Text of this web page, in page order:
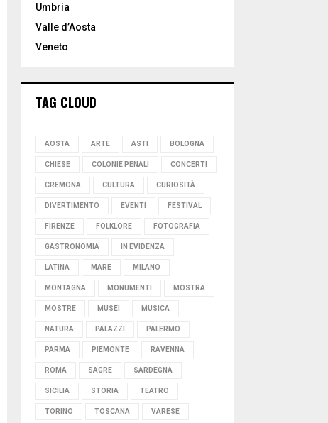
Umbria
Valle d’Aosta
Veneto
TAG CLOUD
AOSTA ARTE ASTI BOLOGNA
CHIESE COLONIE PENALI CONCERTI
CREMONA CULTURA CURIOSITÀ
DIVERTIMENTO EVENTI FESTIVAL
FIRENZE FOLKLORE FOTOGRAFIA
GASTRONOMIA IN EVIDENZA
LATINA MARE MILANO
MONTAGNA MONUMENTI MOSTRA
MOSTRE MUSEI MUSICA
NATURA PALAZZI PALERMO
PARMA PIEMONTE RAVENNA
ROMA SAGRE SARDEGNA
SICILIA STORIA TEATRO
TORINO TOSCANA VARESE